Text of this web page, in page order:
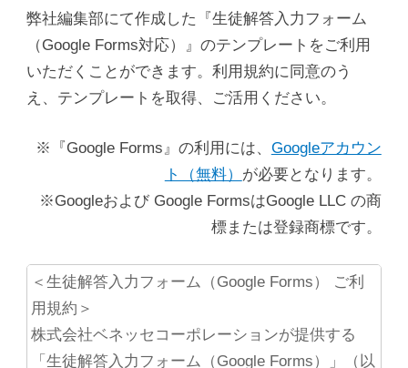
弊社編集部にて作成した『生徒解答入力フォーム
（Google Forms対応）』のテンプレートをご利用
いただくことができます。利用規約に同意のう
え、テンプレートを取得、ご活用ください。
※『Google Forms』の利用には、 Googleアカウン
ト（無料） が必要となります。
※Googleおよび Google FormsはGoogle LLC の商
標または登録商標です。